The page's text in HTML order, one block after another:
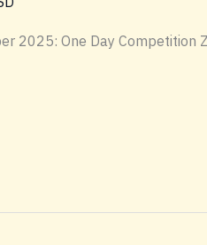
2025: One Day Competition